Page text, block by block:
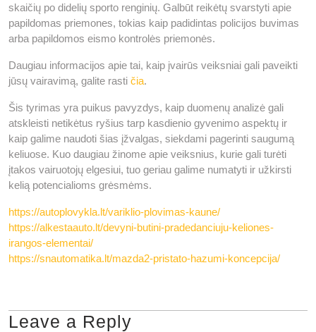
skaičių po didelių sporto renginių. Galbūt reikėtų svarstyti apie
papildomas priemones, tokias kaip padidintas policijos buvimas
arba papildomos eismo kontrolės priemonės.
Daugiau informacijos apie tai, kaip įvairūs veiksniai gali paveikti
jūsų vairavimą, galite rasti čia.
Šis tyrimas yra puikus pavyzdys, kaip duomenų analizė gali
atskleisti netikėtus ryšius tarp kasdienio gyvenimo aspektų ir
kaip galime naudoti šias įžvalgas, siekdami pagerinti saugumą
keliuose. Kuo daugiau žinome apie veiksnius, kurie gali turėti
įtakos vairuotojų elgesiui, tuo geriau galime numatyti ir užkirsti
kelią potencialioms grėsmėms.
https://autoplovykla.lt/variklio-plovimas-kaune/
https://alkestaauto.lt/devyni-butini-pradedanciuju-keliones-
irangos-elementai/
https://snautomatika.lt/mazda2-pristato-hazumi-koncepcija/
Leave a Reply